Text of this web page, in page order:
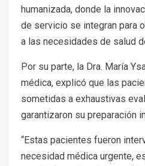
humanizada, donde la
de servicio se integran para
a las necesidades de salud
Por su parte, la Dra. María
médica, explicó que las
sometidas a exhaustivas
garantizaron su preparación
“Estas pacientes fueron
necesidad médica urgente,